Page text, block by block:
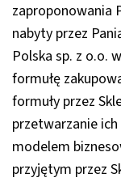
zaproponowania
nabyty przez
Polska sp. z o.o.
formułę
formuły przez
przetwarzanie
modelem
przyjętym przez